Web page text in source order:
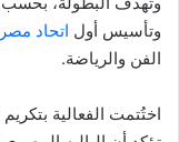
وتأسيس أول اتحاد
الفن والرياضة.
اختُتمت الفعالية